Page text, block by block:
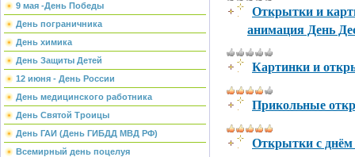
9 мая -День Победы
День пограничника
День химика
День Защиты Детей
12 июня - День России
День медицинского работника
День Святой Троицы
День ГАИ (День ГИБДД МВД РФ)
Всемирный день поцелуя
Открытки и
анимация День
Картинки и
Прикольные
Открытки с днём